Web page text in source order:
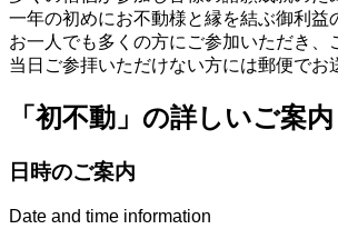
一年の初めにお不動様と縁を結ぶ御利益
お一人でも多くの方にご参加いただき、
当日ご参拝いただけない方には郵便でお
「初不動」の詳しいご案内
日時のご案内
Date and time information